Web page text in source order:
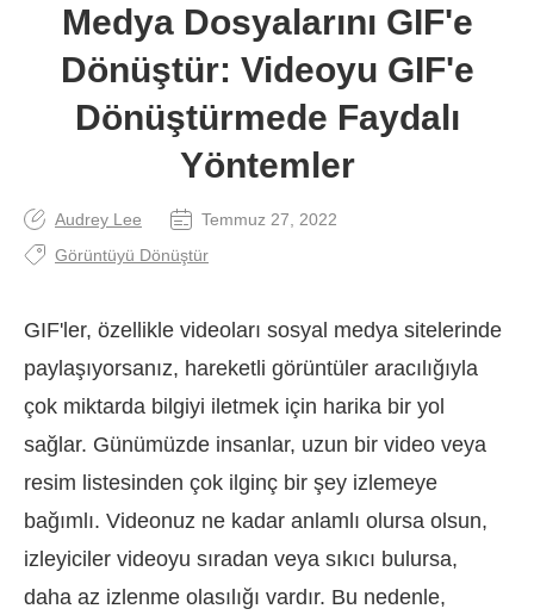
Medya Dosyalarını GIF'e
Dönüştür: Videoyu GIF'e
Dönüştürmede Faydalı
Yöntemler
Audrey Lee
Temmuz 27, 2022
Görüntüyü Dönüştür
GIF'ler, özellikle videoları sosyal medya sitelerinde
paylaşıyorsanız, hareketli görüntüler aracılığıyla
çok miktarda bilgiyi iletmek için harika bir yol
sağlar. Günümüzde insanlar, uzun bir video veya
resim listesinden çok ilginç bir şey izlemeye
bağımlı. Videonuz ne kadar anlamlı olursa olsun,
izleyiciler videoyu sıradan veya sıkıcı bulursa,
daha az izlenme olasılığı vardır. Bu nedenle,